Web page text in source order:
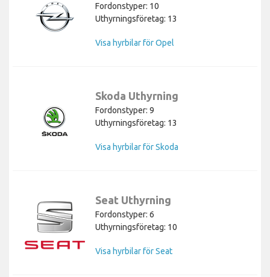
Fordonstyper: 10
Uthyrningsföretag: 13
Visa hyrbilar för Opel
Skoda Uthyrning
Fordonstyper: 9
Uthyrningsföretag: 13
Visa hyrbilar för Skoda
Seat Uthyrning
Fordonstyper: 6
Uthyrningsföretag: 10
Visa hyrbilar för Seat